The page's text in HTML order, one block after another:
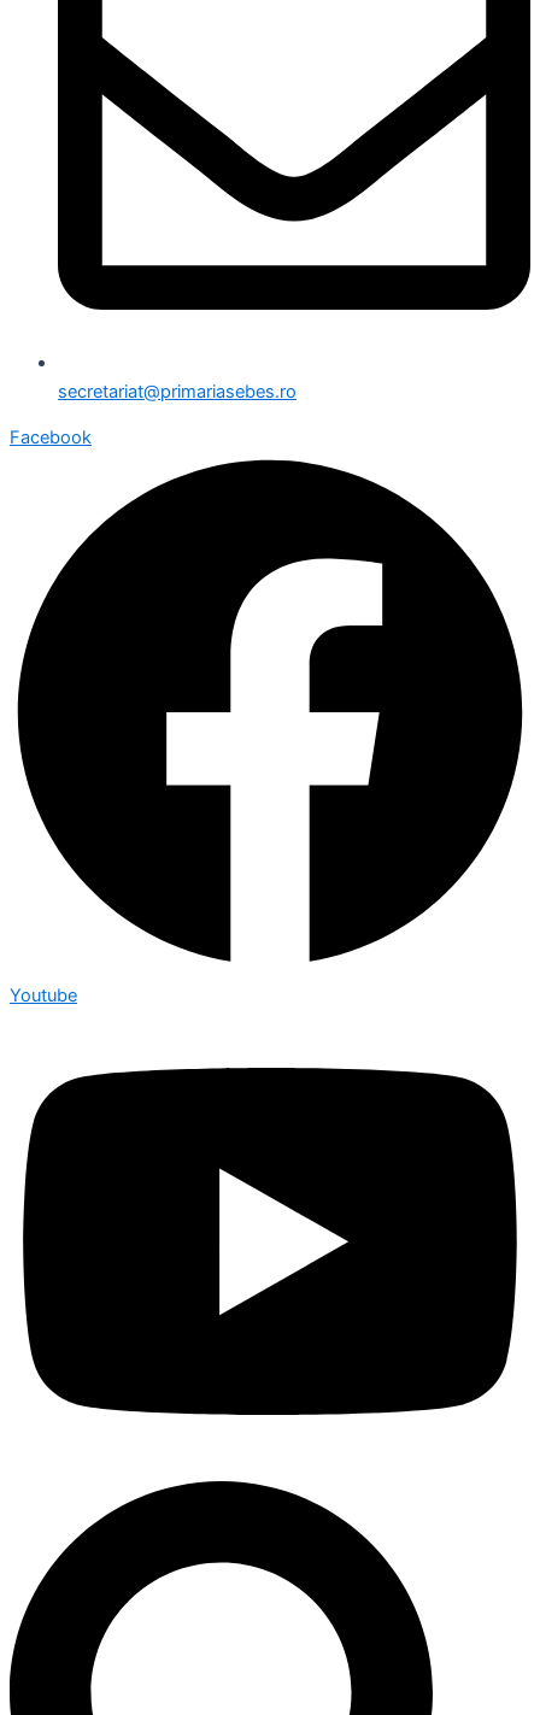
secretariat@primariasebes.ro
Facebook
Youtube